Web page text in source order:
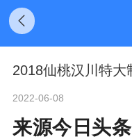
2018仙桃汉川特大
2022-06-08
来源今日头